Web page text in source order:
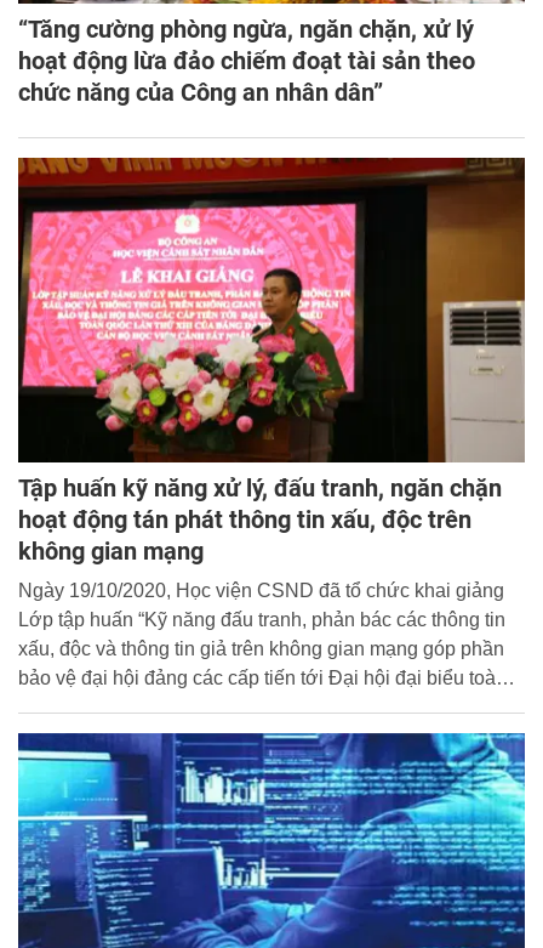
“Tăng cường phòng ngừa, ngăn chặn, xử lý
hoạt động lừa đảo chiếm đoạt tài sản theo
chức năng của Công an nhân dân”
Tập huấn kỹ năng xử lý, đấu tranh, ngăn chặn
hoạt động tán phát thông tin xấu, độc trên
không gian mạng
Ngày 19/10/2020, Học viện CSND đã tổ chức khai giảng
Lớp tập huấn “Kỹ năng đấu tranh, phản bác các thông tin
xấu, độc và thông tin giả trên không gian mạng góp phần
bảo vệ đại hội đảng các cấp tiến tới Đại hội đại biểu toàn
giảng viên Học viện.